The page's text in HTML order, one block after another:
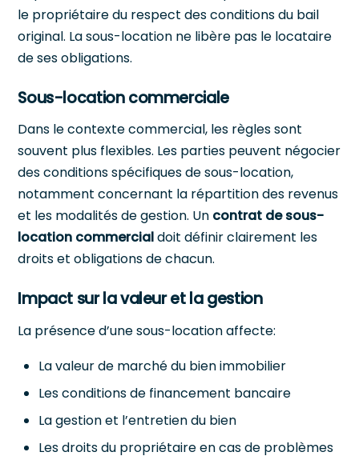
le propriétaire du respect des conditions du bail
original. La sous-location ne libère pas le locataire
de ses obligations.
Sous-location commerciale
Dans le contexte commercial, les règles sont
souvent plus flexibles. Les parties peuvent négocier
des conditions spécifiques de sous-location,
notamment concernant la répartition des revenus
et les modalités de gestion. Un contrat de sous-
location commercialdoit définir clairement les
droits et obligations de chacun.
Impact sur la valeur et la gestion
La présence d’une sous-location affecte:
La valeur de marché du bien immobilier
Les conditions de financement bancaire
La gestion et l’entretien du bien
Les droits du propriétaire en cas de problèmes